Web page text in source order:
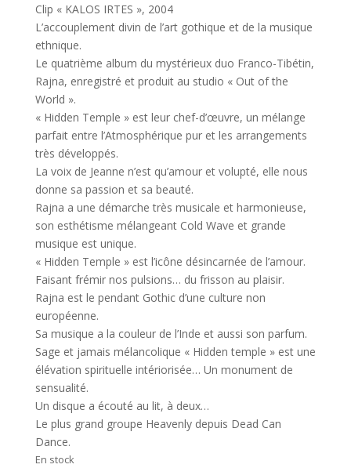
Clip « KALOS IRTES », 2004
L’accouplement divin de l’art gothique et de la musique
ethnique.
Le quatrième album du mystérieux duo Franco-Tibétin,
Rajna, enregistré et produit au studio « Out of the
World ».
« Hidden Temple » est leur chef-d’œuvre, un mélange
parfait entre l’Atmosphérique pur et les arrangements
très développés.
La voix de Jeanne n’est qu’amour et volupté, elle nous
donne sa passion et sa beauté.
Rajna a une démarche très musicale et harmonieuse,
son esthétisme mélangeant Cold Wave et grande
musique est unique.
« Hidden Temple » est l’icône désincarnée de l’amour.
Faisant frémir nos pulsions… du frisson au plaisir.
Rajna est le pendant Gothic d’une culture non
européenne.
Sa musique a la couleur de l’Inde et aussi son parfum.
Sage et jamais mélancolique « Hidden temple » est une
élévation spirituelle intériorisée… Un monument de
sensualité.
Un disque a écouté au lit, à deux…
Le plus grand groupe Heavenly depuis Dead Can
Dance.
En stock